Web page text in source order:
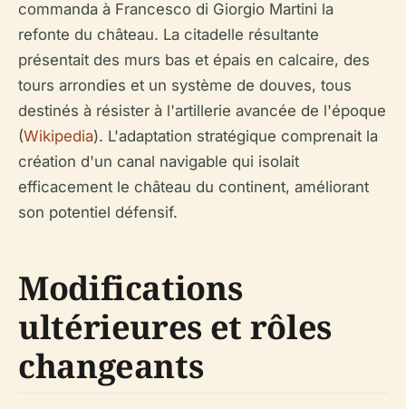
commanda à Francesco di Giorgio Martini la
refonte du château. La citadelle résultante
présentait des murs bas et épais en calcaire, des
tours arrondies et un système de douves, tous
destinés à résister à l'artillerie avancée de l'époque
(Wikipedia). L'adaptation stratégique comprenait la
création d'un canal navigable qui isolait
efficacement le château du continent, améliorant
son potentiel défensif.
Modifications
ultérieures et rôles
changeants